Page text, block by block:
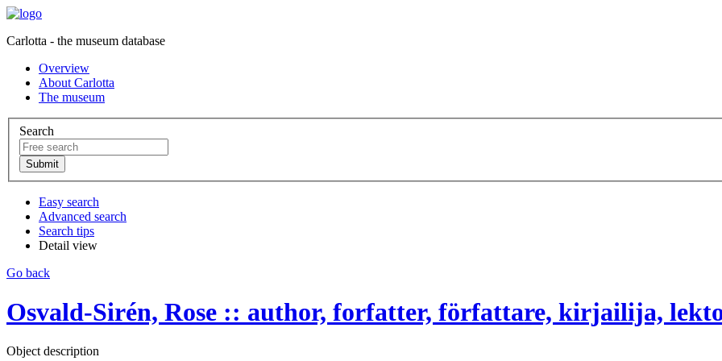
Carlotta - the museum database
Overview
About Carlotta
The museum
Search
Easy search
Advanced search
Search tips
Detail view
Go back
Osvald-Sirén, Rose :: author, forfatter, författare, kirjailija,
Object description